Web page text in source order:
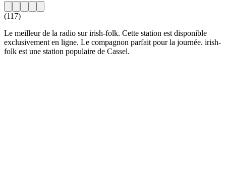
(117)
Le meilleur de la radio sur irish-folk. Cette station est disponible
exclusivement en ligne. Le compagnon parfait pour la journée. irish-
folk est une station populaire de Cassel.